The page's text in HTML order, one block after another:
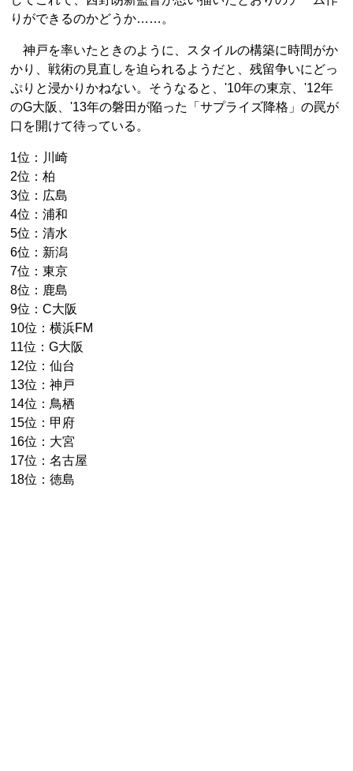
りができるのかどうか……。
神戸を率いたときのように、スタイルの構築に時間がか
かり、戦術の見直しを迫られるようだと、残留争いにどっ
ぷりと浸かりかねない。そうなると、'10年の東京、'12年
のG大阪、'13年の磐田が陥った「サプライズ降格」の罠が
口を開けて待っている。
1位：川崎
2位：柏
3位：広島
4位：浦和
5位：清水
6位：新潟
7位：東京
8位：鹿島
9位：C大阪
10位：横浜FM
11位：G大阪
12位：仙台
13位：神戸
14位：鳥栖
15位：甲府
16位：大宮
17位：名古屋
18位：徳島